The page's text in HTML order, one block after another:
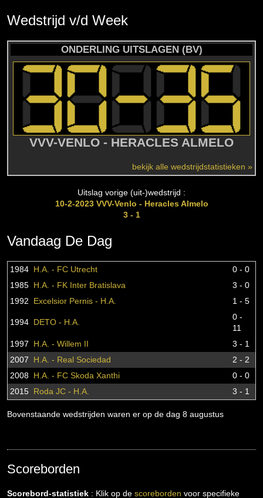
Wedstrijd v/d Week
ONDERLING UITSLAGEN (BV)
VVV-VENLO - HERACLES ALMELO
bekijk alle wedstrijdstatistieken »
Uitslag vorige (uit-)wedstrijd :
10-2-2023 VVV-Venlo - Heracles Almelo
3 - 1
Vandaag De Dag
1984 H.A. - FC Utrecht
0 - 0
1985 H.A. - FK Inter Bratislava
3 - 0
1992
Excelsior Pernis - H.A. 1 - 5
1994 DETO - H.A.
0 -
11
1997
H.A. - Willem II
3 - 1
2007
H.A. - Real Sociedad
2 - 2
2008 H.A. - FC Skoda Xanthi
0 - 0
2015 Roda JC - H.A. 3 - 1
Bovenstaande wedstrijden waren er op de dag 8 augustus
Scoreborden
Scorebord-statistiek : Klik op de scoreborden voor specifieke